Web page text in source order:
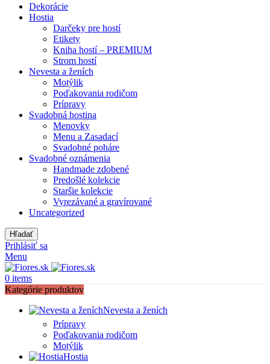
Dekorácie
Hostia
Darčeky pre hostí
Etikety
Kniha hostí – PREMIUM
Strom hostí
Nevesta a ženích
Motýlik
Poďakovania rodičom
Prípravy
Svadobná hostina
Menovky
Menu a Zasadací
Svadobné poháre
Svadobné oznámenia
Handmade zdobené
Predošlé kolekcie
Staršie kolekcie
Vyrezávané a gravírované
Uncategorized
Hľadať
Prihlásiť sa
Menu
0 items
Kategórie produktov
Nevesta a ženích
Prípravy
Poďakovania rodičom
Motýlik
Hostia